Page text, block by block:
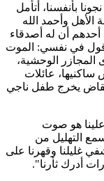
بأنفسنا، أتأمل
وأحمد الله
أحدهم أن له أصدقاء
في نفسي: الموت
المجازر الوحشية،
ساكنيها، عائلات
يخرج طفل ناجي
هو صوت
التهليل من
غليلنا وقهرنا على
أدرك ثأرنا".